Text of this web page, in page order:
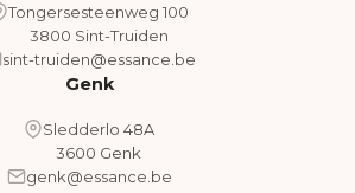
Tongersesteenweg 100
3800 Sint-Truiden
sint-truiden@essance.be
Genk
Sledderlo 48A
3600 Genk
genk@essance.be